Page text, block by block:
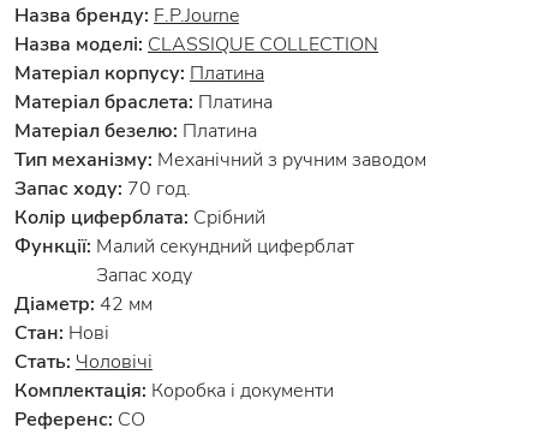
Назва бренду: F.P.Journe
Назва моделі: CLASSIQUE COLLECTION
Матеріал корпусу: Платина
Матеріал браслета: Платина
Матеріал безелю: Платина
Тип механізму: Механічний з ручним заводом
Запас ходу: 70 год.
Колір циферблата: Срібний
Функції: Малий секундний циферблат
Запас ходу
Діаметр: 42 мм
Стан: Нові
Стать: Чоловічі
Комплектація: Коробка і документи
Референс: CO